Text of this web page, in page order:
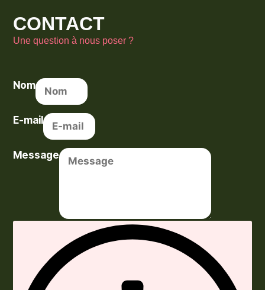
CONTACT
Une question à nous poser ?
Nom
E-mail
Message